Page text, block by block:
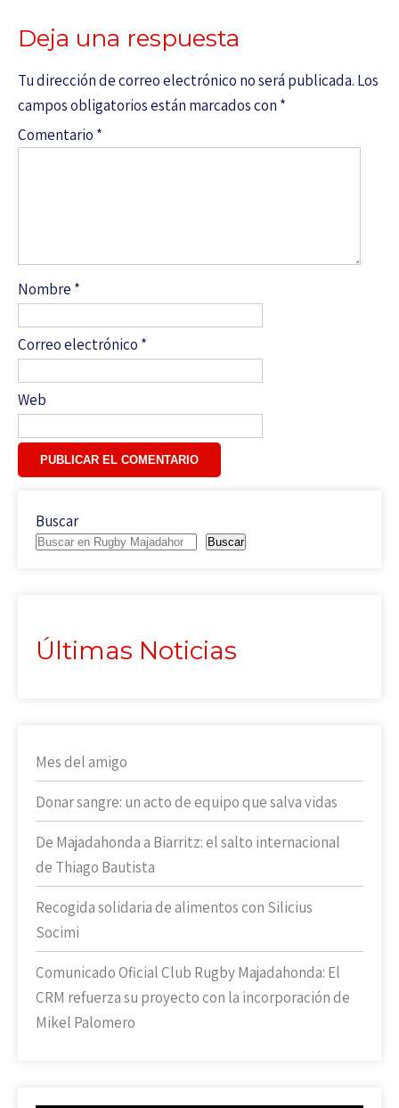
Deja una respuesta
Tu dirección de correo electrónico no será publicada. Los
campos obligatorios están marcados con *
Comentario *
Nombre *
Correo electrónico *
Web
Buscar
Buscar
Últimas Noticias
Mes del amigo
Donar sangre: un acto de equipo que salva vidas
De Majadahonda a Biarritz: el salto internacional
de Thiago Bautista
Recogida solidaria de alimentos con Silicius
Socimi
Comunicado Oficial Club Rugby Majadahonda: El
CRM refuerza su proyecto con la incorporación de
Mikel Palomero